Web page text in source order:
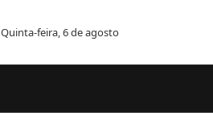
Quinta-feira, 6 de agosto